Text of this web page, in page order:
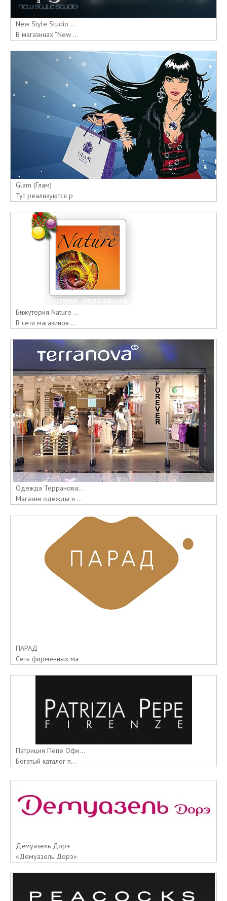
New Style Studio ...
В магазинах “New ...
Glam (Глам)
Тут реализуются р
Бижутерия Nature ...
В сети магазинов ...
Одежда Терранова:...
Магазин одежды и ...
ПАРАД
Сеть фирменных ма
Патриция Пепе Офи...
Богатый каталог п...
Демуазель Дорэ
«Демуазель Дорэ»